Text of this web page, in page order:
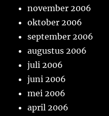
november 2006
oktober 2006
september 2006
augustus 2006
juli 2006
juni 2006
mei 2006
april 2006